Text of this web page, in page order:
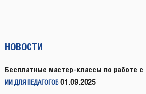
НОВОСТИ
Бесплатные мастер-классы по работе с
ИИ ДЛЯ ПЕДАГОГОВ 01.09.2025